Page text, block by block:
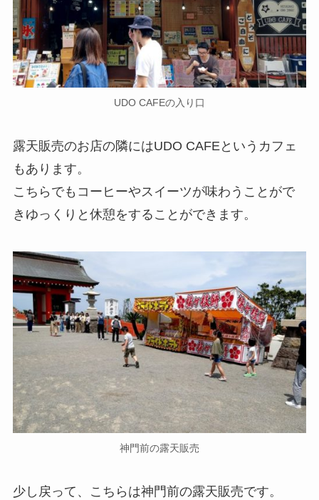
UDO CAFEの入り口
露天販売のお店の隣にはUDO CAFEというカフェ
もあります。
こちらでもコーヒーやスイーツが味わうことがで
きゆっくりと休憩をすることができます。
神門前の露天販売
少し戻って、こちらは神門前の露天販売です。